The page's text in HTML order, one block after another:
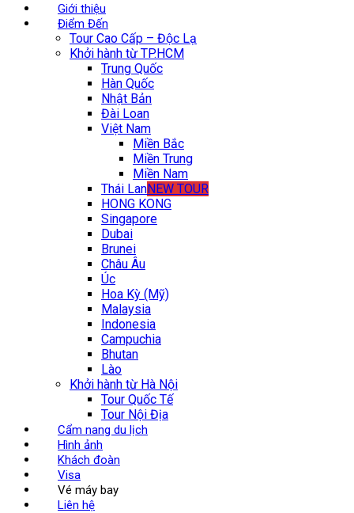
Giới thiệu
Điểm Đến
Tour Cao Cấp – Độc Lạ
Khởi hành từ TP.HCM
Trung Quốc
Hàn Quốc
Nhật Bản
Đài Loan
Việt Nam
Miền Bắc
Miền Trung
Miền Nam
Thái LanNEW TOUR
HONG KONG
Singapore
Dubai
Brunei
Châu Âu
Úc
Hoa Kỳ (Mỹ)
Malaysia
Indonesia
Campuchia
Bhutan
Lào
Khởi hành từ Hà Nội
Tour Quốc Tế
Tour Nội Địa
Cẩm nang du lịch
Hình ảnh
Khách đoàn
Visa
Vé máy bay
Liên hệ